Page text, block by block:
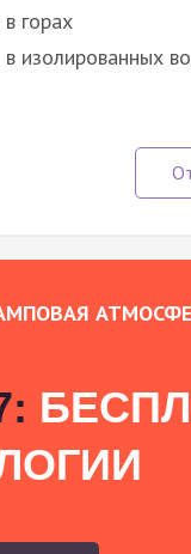
горах
в изолированных